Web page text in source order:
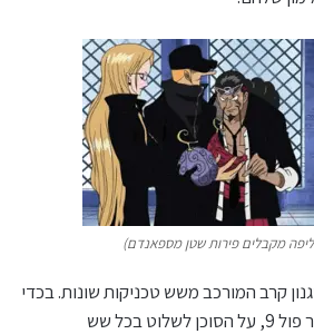
מקבלים פירות שטן מספאנדם)
קרב המורכב משש טכניקות שונות. בכדי
להפוך לסוכן רשמי בסייפר פול 9, על הסוכן לשלוט בכל שש